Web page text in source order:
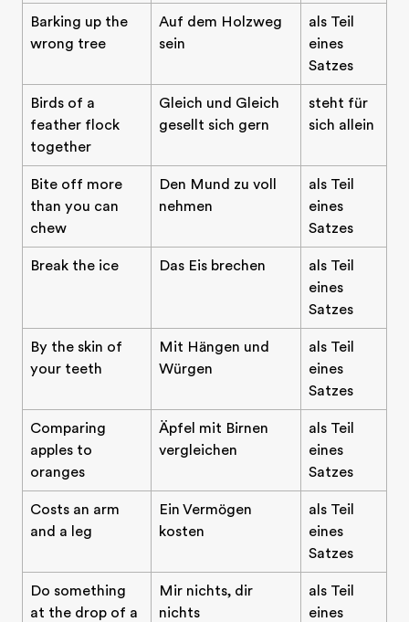
Barking up the
wrong tree
Auf dem Holzweg
sein
als Teil
eines
Satzes
Birds of a
feather flock
together
Gleich und Gleich
gesellt sich gern
steht für
sich allein
Bite off more
than you can
chew
Den Mund zu voll
nehmen
als Teil
eines
Satzes
Break the ice Das Eis brechen
als Teil
eines
Satzes
By the skin of
your teeth
Mit Hängen und
Würgen
als Teil
eines
Satzes
Comparing
apples to
oranges
Äpfel mit Birnen
vergleichen
als Teil
eines
Satzes
Costs an arm
and a leg
Ein Vermögen
kosten
als Teil
eines
Satzes
Do something
at the drop of a
Mir nichts, dir
nichts
als Teil
eines